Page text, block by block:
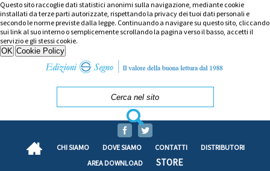
Questo sito raccoglie dati statistici anonimi sulla navigazione, mediante cookie
installati da terze parti autorizzate, rispettando la privacy dei tuoi dati personali e
secondo le norme previste dalla legge. Continuando a navigare su questo sito, cliccando
sui link al suo interno o semplicemente scrollando la pagina verso il basso, accetti il
servizio e gli stessi cookie.
CHI SIAMO DOVE SIAMO CONTATTI
DISTRIBUTORI
AREA DOWNLOAD
STORE